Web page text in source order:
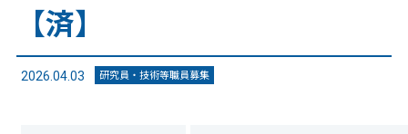
【済】
2026.04.03 研究員・技術等職員募集